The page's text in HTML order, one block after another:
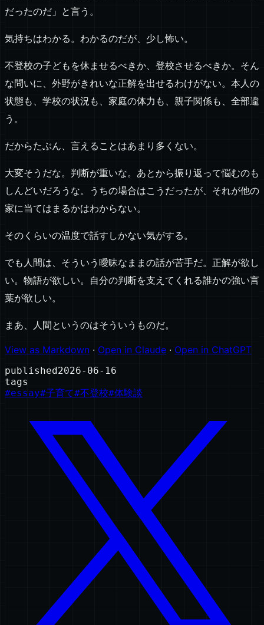
だったのだ」と言う。
気持ちはわかる。わかるのだが、少し怖い。
不登校の子どもを休ませるべきか、登校させるべきか。そん
な問いに、外野がきれいな正解を出せるわけがない。本人の
状態も、学校の状況も、家庭の体力も、親子関係も、全部違
う。
だからたぶん、言えることはあまり多くない。
大変そうだな。判断が重いな。あとから振り返って悩むのも
しんどいだろうな。うちの場合はこうだったが、それが他の
家に当てはまるかはわからない。
そのくらいの温度で話すしかない気がする。
でも人間は、そういう曖昧なままの話が苦手だ。正解が欲し
い。物語が欲しい。自分の判断を支えてくれる誰かの強い言
葉が欲しい。
まあ、人間というのはそういうものだ。
View as Markdown · Open in Claude · Open in ChatGPT
published 2026-06-16
tags
#essay#子育て#不登校#体験談